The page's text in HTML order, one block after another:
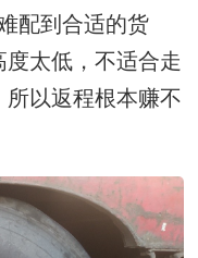
配到合适的货
太低，不适合走
所以返程根本赚不